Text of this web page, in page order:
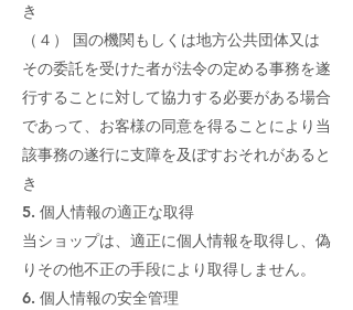
き
（４） 国の機関もしくは地方公共団体又は
その委託を受けた者が法令の定める事務を遂
行することに対して協力する必要がある場合
であって、お客様の同意を得ることにより当
該事務の遂行に支障を及ぼすおそれがあると
き
5. 個人情報の適正な取得
当ショップは、適正に個人情報を取得し、偽
りその他不正の手段により取得しません。
6. 個人情報の安全管理